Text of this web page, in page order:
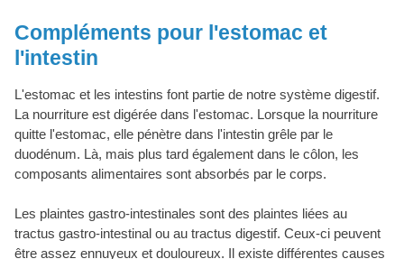
Compléments pour l'estomac et
l'intestin
L'estomac et les intestins font partie de notre système digestif.
La nourriture est digérée dans l'estomac. Lorsque la nourriture
quitte l'estomac, elle pénètre dans l'intestin grêle par le
duodénum. Là, mais plus tard également dans le côlon, les
composants alimentaires sont absorbés par le corps.
Les plaintes gastro-intestinales sont des plaintes liées au
tractus gastro-intestinal ou au tractus digestif. Ceux-ci peuvent
être assez ennuyeux et douloureux. Il existe différentes causes